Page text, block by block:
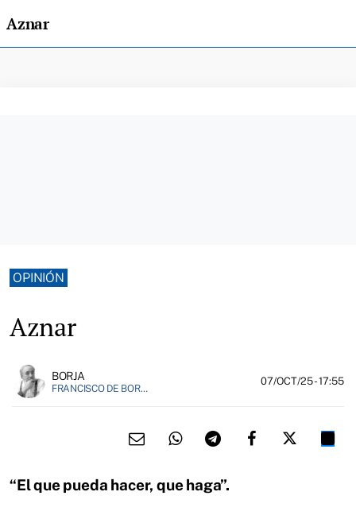
Aznar
OPINIÓN
Aznar
BORJA
FRANCISCO DE BORJA MÁRQUEZ, FUNDADOR DE EL FIELATO
07/OCT/25- 17:55
“El que pueda hacer, que haga”.